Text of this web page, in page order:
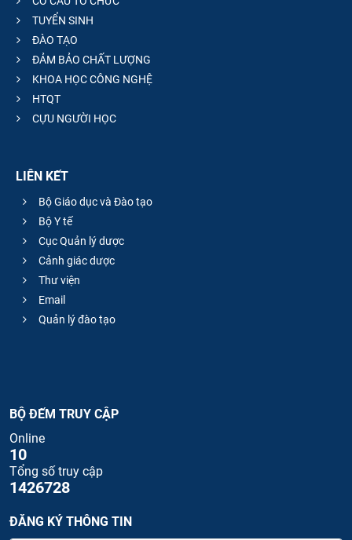
TUYỂN SINH
ĐÀO TẠO
ĐẢM BẢO CHẤT LƯỢNG
KHOA HỌC CÔNG NGHỆ
HTQT
CỰU NGƯỜI HỌC
LIÊN KẾT
Bộ Giáo dục và Đào tạo
Bộ Y tế
Cục Quản lý dược
Cảnh giác dược
Thư viện
Email
Quản lý đào tạo
BỘ ĐẾM TRUY CẬP
Online
10
Tổng số truy cập
1426728
ĐĂNG KÝ THÔNG TIN